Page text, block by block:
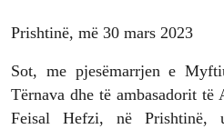
Prishtinë, më 30 mars 2023
Sot, me pjesëmarrjen e
Tërnava dhe të ambasadorit të
Feisal Hefzi, në Prishtinë,